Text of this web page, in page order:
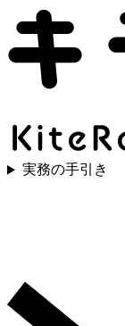
実務の手引き